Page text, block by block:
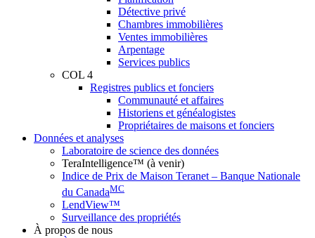
Détective privé
Chambres immobilières
Ventes immobilières
Arpentage
Services publics
COL 4
Registres publics et fonciers
Communauté et affaires
Historiens et généalogistes
Propriétaires de maisons et fonciers
Données et analyses
Laboratoire de science des données
TeraIntelligence™ (à venir)
Indice de Prix de Maison Teranet – Banque Nationale
du CanadaMC
LendView™
Surveillance des propriétés
À propos de nous